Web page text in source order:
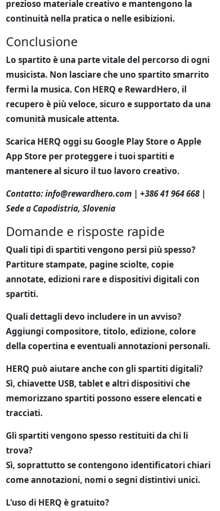
prezioso materiale creativo e mantengono la
continuità nella pratica o nelle esibizioni.
Conclusione
Lo spartito è una parte vitale del percorso di ogni
musicista. Non lasciare che uno spartito smarrito
fermi la musica. Con HERQ e RewardHero, il
recupero è più veloce, sicuro e supportato da una
comunità musicale attenta.
Scarica HERQ oggi su Google Play Store o Apple
App Store per proteggere i tuoi spartiti e
mantenere al sicuro il tuo lavoro creativo.
Contatto:info@rewardhero.com | +386 41 964 668 |
Sede a Capodistria, Slovenia
Domande e risposte rapide
Quali tipi di spartiti vengono persi più spesso?
Partiture stampate, pagine sciolte, copie
annotate, edizioni rare e dispositivi digitali con
spartiti.
Quali dettagli devo includere in un avviso?
Aggiungi compositore, titolo, edizione, colore
della copertina e eventuali annotazioni personali.
HERQ può aiutare anche con gli spartiti digitali?
Sì, chiavette USB, tablet e altri dispositivi che
memorizzano spartiti possono essere elencati e
tracciati.
Gli spartiti vengono spesso restituiti da chi li
trova?
Sì, soprattutto se contengono identificatori chiari
come annotazioni, nomi o segni distintivi unici.
L’uso di HERQ è gratuito?